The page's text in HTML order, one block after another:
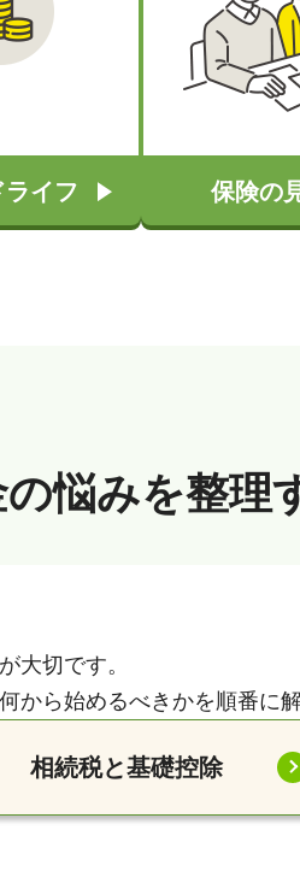
イフ 保険の
悩みを整理
大切です。
から始めるべきかを順番に解
相続税と基礎控除